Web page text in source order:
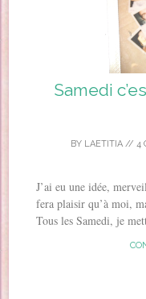
Samedi
BY LAETITIA // 4
J’ai eu une idée,
fera plaisir qu’à moi,
Tous les Samedi, je